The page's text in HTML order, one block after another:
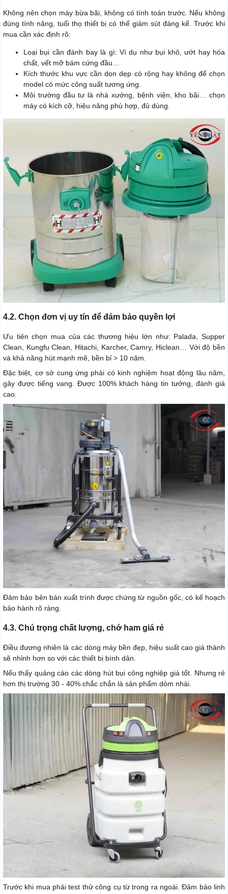
Không nên chọn máy bừa bãi, không có tính toán trước. Nếu không
đúng tính năng, tuổi thọ thiết bị có thể giảm sút đáng kể. Trước khi
mua cần xác định rõ:
Loại bụi cần đánh bay là gì: Ví dụ như bụi khô, ướt hay hóa
chất, vết mỡ bám cứng đầu…
Kích thước khu vực cần dọn dẹp có rộng hay không để chọn
model có mức công suất tương ứng.
Môi trường đầu tư là nhà xưởng, bệnh viện, kho bãi… chọn
máy có kích cỡ, hiệu năng phù hợp, đủ dùng.
4.2. Chọn đơn vị uy tín để đảm bảo quyền lợi
Ưu tiên chọn mua của các thương hiệu lớn như: Palada, Supper
Clean, Kungfu Clean, Hitachi, Karcher, Camry, Hiclean… Với độ bền
và khả năng hút mạnh mẽ, bền bỉ > 10 năm.
Đặc biệt, cơ sở cung ứng phải có kinh nghiệm hoạt động lâu năm,
gây được tiếng vang. Được 100% khách hàng tin tưởng, đánh giá
cao.
Đảm bảo bên bán xuất trình được chứng từ nguồn gốc, có kế hoạch
bảo hành rõ ràng.
4.3. Chú trọng chất lượng, chớ ham giá rẻ
Điều đương nhiên là các dòng máy bền đẹp, hiệu suất cao giá thành
sẽ nhỉnh hơn so với các thiết bị bình dân.
Nếu thấy quảng cáo các dòng hút bụi công nghiệp giá tốt. Nhưng rẻ
hơn thị trường 30 - 40% chắc chắn là sản phẩm dỏm nhái.
Trước khi mua phải test thử công cụ từ trong ra ngoài. Đảm bảo linh